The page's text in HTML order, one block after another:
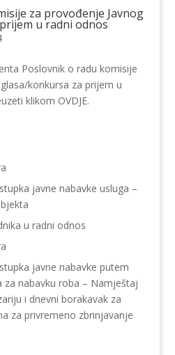
za provođenje Javnog
u radni odnos
Poslovnik o radu komisije
konkursa za prijem u
klikom OVDJE.
javne nabavke usluga –
u radni odnos
javne nabavke putem
za nabavku roba – Namještaj
i dnevni borakavak za
za privremeno zbrinjavanje